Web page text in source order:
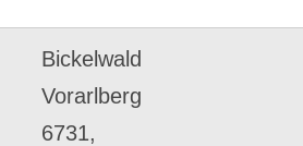
Bickelwald
Vorarlberg
6731,